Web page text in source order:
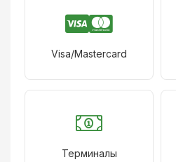
Visa/Mastercard
Терминалы